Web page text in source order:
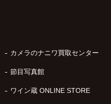
カメラのナニワ買取センター
節目写真館
ワイン蔵 ONLINE STORE